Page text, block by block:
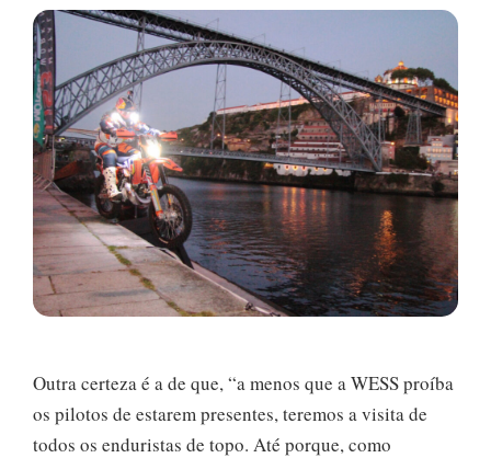
Outra certeza é a de que, “a menos que a WESS proíba
os pilotos de estarem presentes, teremos a visita de
todos os enduristas de topo. Até porque, como